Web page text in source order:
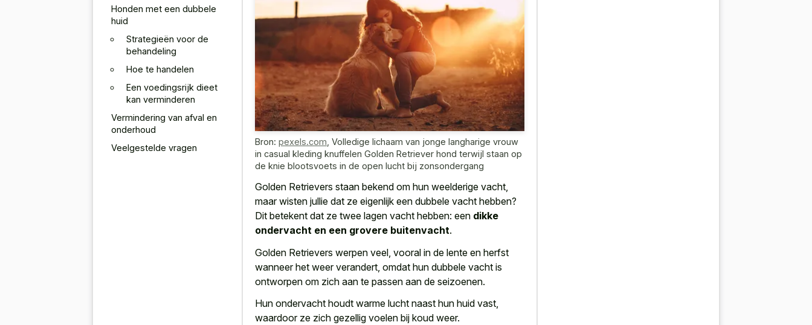
Honden met een dubbele
huid
Strategieën voor de
behandeling
Hoe te handelen
Een voedingsrijk dieet
kan verminderen
Vermindering van afval en
onderhoud
Veelgestelde vragen
Bron: pexels.com Volledige lichaam van jonge langharige vrouw
in casual kleding knuffelen Golden Retriever hond terwijl staan op
de knie blootsvoets in de open lucht bij zonsondergang
Golden Retrievers staan bekend om hun weelderige vacht,
maar wisten jullie dat ze eigenlijk een dubbele vacht hebben?
Dit betekent dat ze twee lagen vacht hebben: een dikke
ondervacht en een grovere buitenvacht.
Golden Retrievers werpen veel, vooral in de lente en herfst
wanneer het weer verandert, omdat hun dubbele vacht is
ontworpen om zich aan te passen aan de seizoenen.
Hun ondervacht houdt warme lucht naast hun huid vast,
waardoor ze zich gezellig voelen bij koud weer.